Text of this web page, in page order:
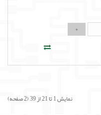
نمایش 1 تا 21 از 39 (2 صفحه)